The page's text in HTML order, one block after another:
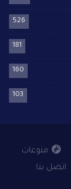
526
181
160
103
منوعات
اتصل بنا